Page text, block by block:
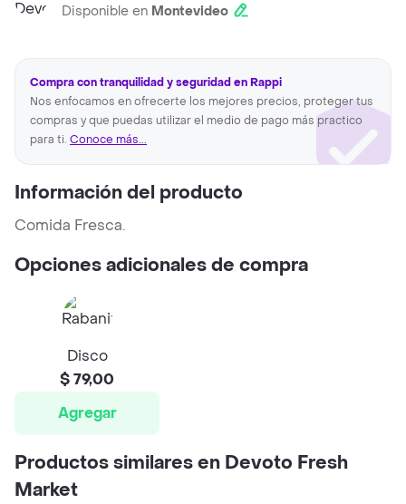
Disponible en Montevideo
Compra con tranquilidad y seguridad en Rappi
Nos enfocamos en ofrecerte los mejores precios, proteger tus
compras y que puedas utilizar el medio de pago más practico
para ti. Conoce más...
Información del producto
Comida Fresca.
Opciones adicionales de compra
Disco
$ 79,00
Agregar
Productos similares en Devoto Fresh
Market